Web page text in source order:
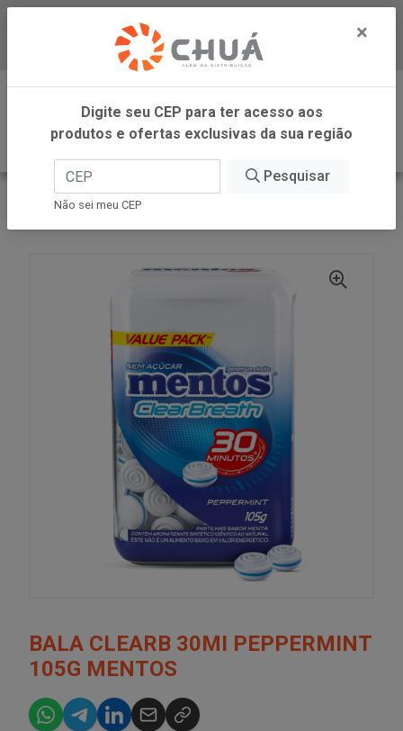
Baixe já nosso APP
0
INÍCIO
PERFETTI
BALA CLEARB 30MI PEPPERMINT
105G MENTOS
×
Digite seu CEP para ter acesso aos
produtos e ofertas exclusivas da sua região
Pesquisar
Não sei meu CEP